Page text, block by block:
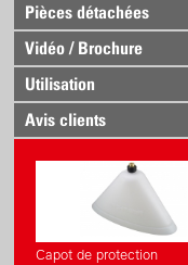
Pièces détachées
Vidéo / Brochure
Utilisation
Avis clients
Capot de protection